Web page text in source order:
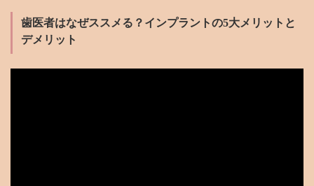
歯医者はなぜススメる？インプラントの5大メリットと
デメリット